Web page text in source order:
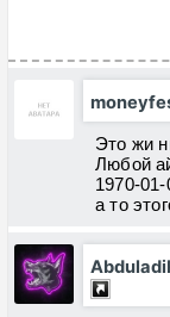
Это жи
Любой
1970-
а то